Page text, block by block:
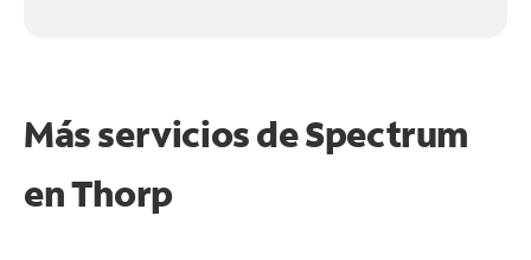
Más servicios de Spectrum
enThorp